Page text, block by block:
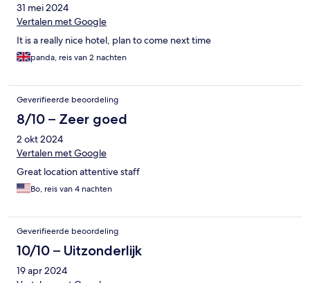
31 mei 2024
Vertalen met Google
It is a really nice hotel, plan to come next time
panda, reis van 2 nachten
Geverifieerde beoordeling
8/10 – Zeer goed
2 okt 2024
Vertalen met Google
Great location attentive staff
Bo, reis van 4 nachten
Geverifieerde beoordeling
10/10 – Uitzonderlijk
19 apr 2024